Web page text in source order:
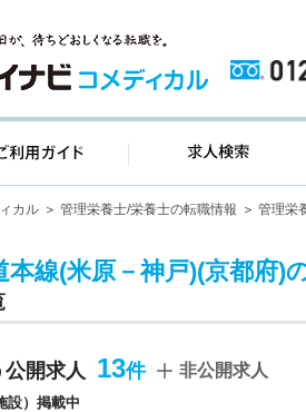
ージ ご利用ガイド
カル 管理栄養士/栄養士の転職情報 管理栄
本線(米原－神戸)(京都府)
開求人 13
設）掲載中
非公開求人